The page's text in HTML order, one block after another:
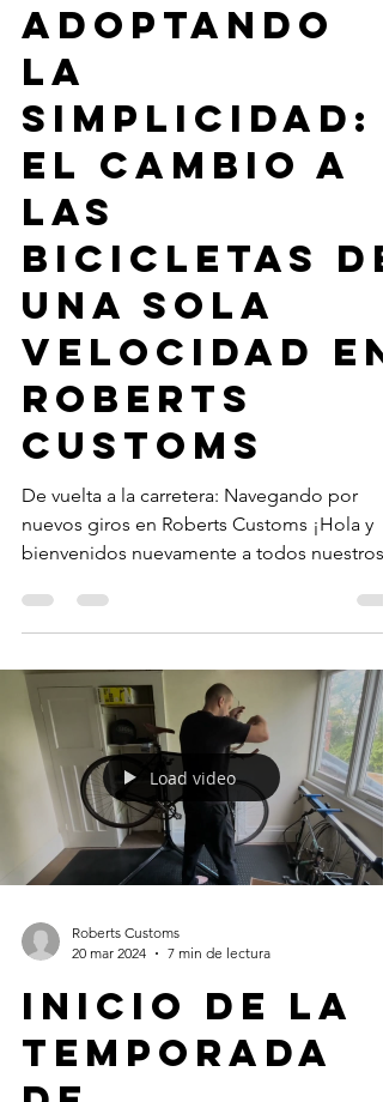
Adoptando
la
simplicidad:
el cambio a
las
bicicletas de
una sola
velocidad en
Roberts
Customs
De vuelta a la carretera: Navegando por
nuevos giros en Roberts Customs ¡Hola y
bienvenidos nuevamente a todos nuestros
Load video
Roberts Customs
20 mar 2024
7 min de lectura
Inicio de la
temporada